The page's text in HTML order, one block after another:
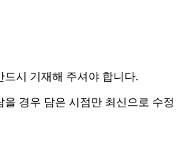
드시 기재해 주셔야 합니다.
경우 담은 시점만 최신으로 수정